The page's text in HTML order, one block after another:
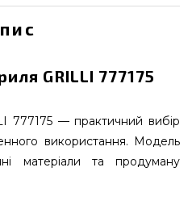
GRILLI 777175
777175 — практичний вибір
використання. Модель
матеріали та продуману